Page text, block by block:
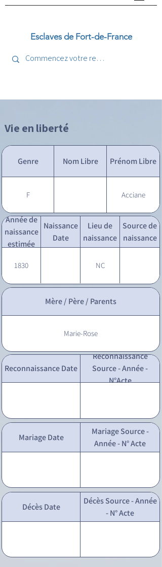
Esclaves de Fort-de-France
Vie en liberté
Genre Nom Libre Prénom Libre
F Acciane
Année de
naissance
estimée
Naissance
Date
Lieu de
naissance
Source de
naissance
1830 NC
Mère / Père / Parents
Marie-Rose
Reconnaissance Date
Reconnaissance
Source - Année -
N°Acte
Mariage Date
Mariage Source -
Année - N° Acte
Décès Date
Décès Source - Année
- N° Acte